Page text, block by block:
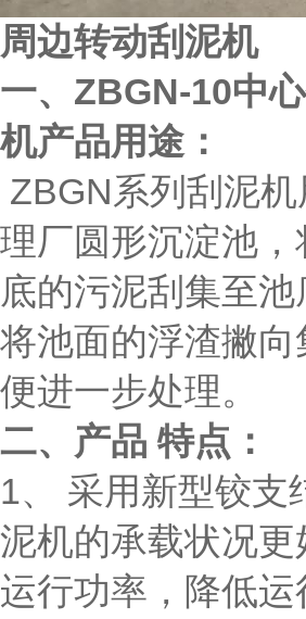
周边转动刮泥机
一、 ZBGN-10中
机产品用途：
ZBGN系列刮泥
理厂圆形沉淀池
底的污泥刮集至
将池面的浮渣撇向
便进一步处理。
二、产品 特点：
1、 采用新型铰支
泥机的承载状况更
运行功率，降低运